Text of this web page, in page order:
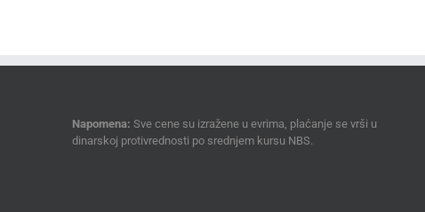
Napomena: Sve cene su izražene u evrima, plaćanje se vrši u
dinarskoj protivrednosti po srednjem kursu NBS.